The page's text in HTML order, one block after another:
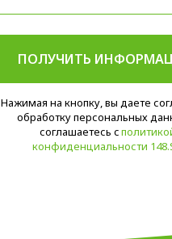
ПОЛУЧИТЬ
Нажимая на кнопку, вы даете
обработку персональных
соглашаетесь c
конфиденциальности